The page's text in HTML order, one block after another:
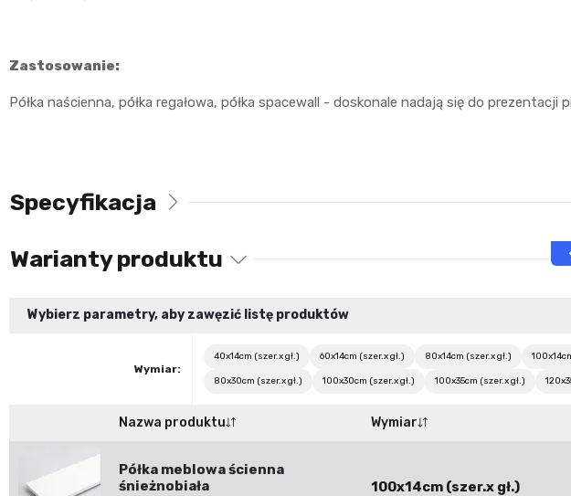
Zastosowanie:
Półka naścienna, półka regałowa, półka spacewall - doskonale nadają się do
Specyfikacja
Warianty produktu
Wybierz parametry, aby zawęzić listę produktów
Wymiar:
40x14cm (szer.x gł.) 60x14cm (szer.x gł.) 80x14cm (szer.x gł.)
80x30cm (szer.x gł.) 100x30cm (szer.x gł.) 100x35cm (szer.x gł.)
Nazwa produktu Wymiar
Półka meblowa ścienna
śnieżnobiała
100x14cm (szer.x gł.)